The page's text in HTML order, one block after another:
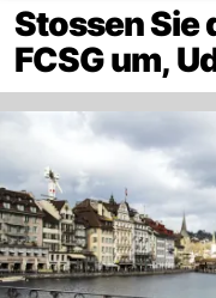
Stossen Sie
FCSG um,